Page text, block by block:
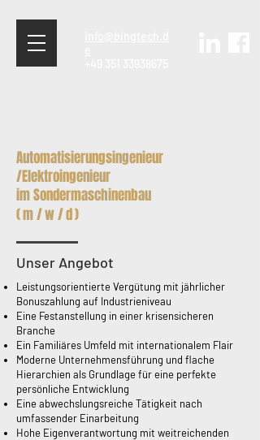
Automatisierungsingenieur
/Elektroingenieur
im Sondermaschinenbau
(m/w/d)
Unser Angebot
Leistungsorientierte Vergütung mit jährlicher
Bonuszahlung auf Industrieniveau
Eine Festanstellung in einer krisensicheren
Branche
Ein Familiäres Umfeld mit internationalem Flair
Moderne Unternehmensführung und flache
Hierarchien als Grundlage für eine perfekte
persönliche Entwicklung
Eine abwechslungsreiche Tätigkeit nach
umfassender Einarbeitung
Hohe Eigenverantwortung mit weitreichenden